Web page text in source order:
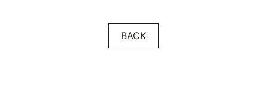
BACK